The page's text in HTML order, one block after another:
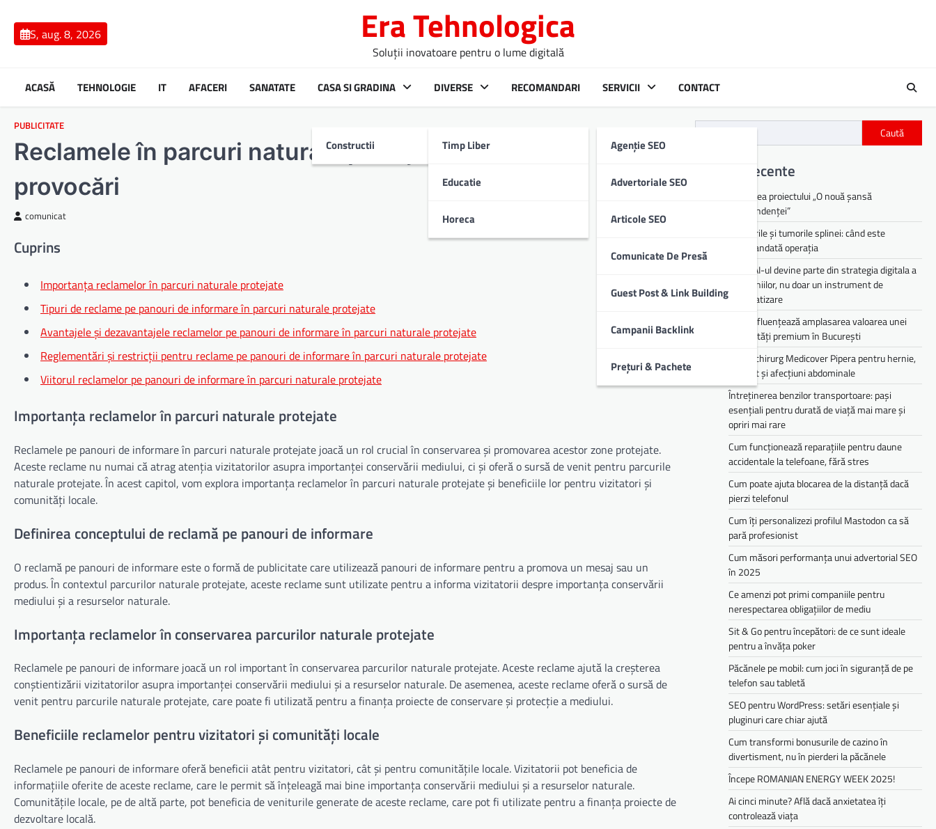
contentS, aug. 8, 2026 Era Tehnologica
Soluții inovatoare pentru o lume digitală
ACASĂ TEHNOLOGIE IT AFACERI SANATATE CASA SI GRADINA
Constructii
DIVERSE
Timp Liber
Educatie
Horeca
RECOMANDARI SERVICII
Agenție SEO
Advertoriale SEO
Articole SEO
Comunicate De Presă
Guest Post & Link Building
Campanii Backlink
Prețuri & Pachete
CONTACT
PUBLICITATE
Reclamele în parcuri naturale protejate: beneficii și
provocări
comunicat
Cuprins
Importanța reclamelor în parcuri naturale protejate
Tipuri de reclame pe panouri de informare în parcuri naturale protejate
Avantajele și dezavantajele reclamelor pe panouri de informare în parcuri naturale protejate
Reglementări și restricții pentru reclame pe panouri de informare în parcuri naturale protejate
Viitorul reclamelor pe panouri de informare în parcuri naturale protejate
Importanța reclamelor în parcuri naturale protejate
Reclamele pe panouri de informare în parcuri naturale protejate joacă un rol crucial în conservarea și promovarea acestor zone protejate.
Aceste reclame nu numai că atrag atenția vizitatorilor asupra importanței conservării mediului, ci și oferă o sursă de venit pentru parcurile
naturale protejate. În acest capitol, vom explora importanța reclamelor în parcuri naturale protejate și beneficiile lor pentru vizitatori și
comunități locale.
Definirea conceptului de reclamă pe panouri de informare
O reclamă pe panouri de informare este o formă de publicitate care utilizează panouri de informare pentru a promova un mesaj sau un
produs. În contextul parcurilor naturale protejate, aceste reclame sunt utilizate pentru a informa vizitatorii despre importanța conservării
mediului și a resurselor naturale.
Importanța reclamelor în conservarea parcurilor naturale protejate
Reclamele pe panouri de informare joacă un rol important în conservarea parcurilor naturale protejate. Aceste reclame ajută la creșterea
conștientizării vizitatorilor asupra importanței conservării mediului și a resurselor naturale. De asemenea, aceste reclame oferă o sursă de
venit pentru parcurile naturale protejate, care poate fi utilizată pentru a finanța proiecte de conservare și protecție a mediului.
Beneficiile reclamelor pentru vizitatori și comunități locale
Reclamele pe panouri de informare oferă beneficii atât pentru vizitatori, cât și pentru comunitățile locale. Vizitatorii pot beneficia de
informațiile oferite de aceste reclame, care le permit să înțeleagă mai bine importanța conservării mediului și a resurselor naturale.
Comunitățile locale, pe de altă parte, pot beneficia de veniturile generate de aceste reclame, care pot fi utilizate pentru a finanța proiecte de
dezvoltare locală.
Caută
Articole recente
Lansarea proiectului „O nouă șansă
independenței”
Chisturile și tumorile splinei: când este
recomandată operația
De ce AI-ul devine parte din strategia digitala a
companiilor, nu doar un instrument de
automatizare
Cum influențează amplasarea valoarea unei
proprietăți premium în București
Medic chirurg Medicover Pipera pentru hernie,
colecist și afecțiuni abdominale
Întreținerea benzilor transportoare: pași
esențiali pentru durată de viață mai mare și
opriri mai rare
Cum funcționează reparațiile pentru daune
accidentale la telefoane, fără stres
Cum poate ajuta blocarea de la distanță dacă
pierzi telefonul
Cum îți personalizezi profilul Mastodon ca să
pară profesionist
Cum măsori performanța unui advertorial SEO
în 2025
Ce amenzi pot primi companiile pentru
nerespectarea obligațiilor de mediu­­
Sit & Go pentru începători: de ce sunt ideale
pentru a învăța poker
Păcănele pe mobil: cum joci în siguranță de pe
telefon sau tabletă
SEO pentru WordPress: setări esențiale și
pluginuri care chiar ajută
Cum transformi bonusurile de cazino în
divertisment, nu în pierderi la păcănele
Începe ROMANIAN ENERGY WEEK 2025!
Ai cinci minute? Află dacă anxietatea îți
controlează viața